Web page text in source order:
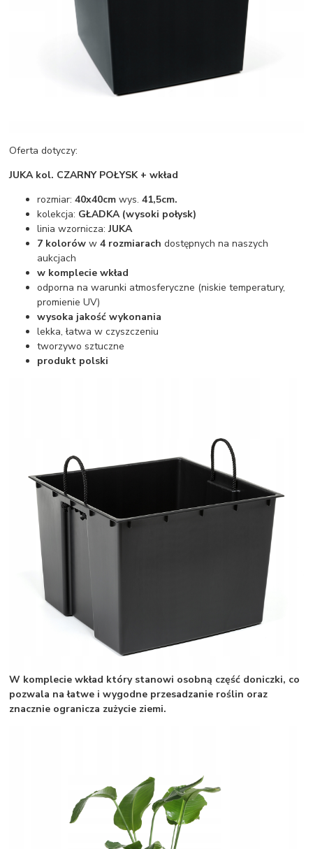
Oferta dotyczy:
JUKA kol. CZARNY POŁYSK + wkład
rozmiar: 40x40cmwys.41,5cm.
kolekcja: GŁADKA (wysoki połysk)
linia wzornicza: JUKA
7 kolorów w4 rozmiarach dostępnych na naszych
aukcjach
w komplecie wkład
odporna na warunki atmosferyczne (niskie temperatury,
promienie UV)
wysoka jakość wykonania
lekka, łatwa w czyszczeniu
tworzywo sztuczne
produkt polski
W komplecie wkład który stanowi osobną część doniczki, co
pozwala na łatwe i wygodne przesadzanie roślin oraz
znacznie ogranicza zużycie ziemi.